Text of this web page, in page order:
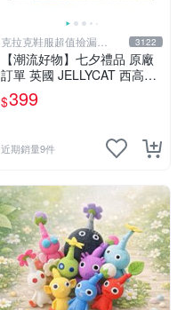
克拉克鞋服超值撿漏
KLKXF
3122
【潮流好物】七夕禮品 原廠
訂單 英國 JELLYCAT 西高地
公仔玩偶 毛絨玩具
$399
近期銷量9件